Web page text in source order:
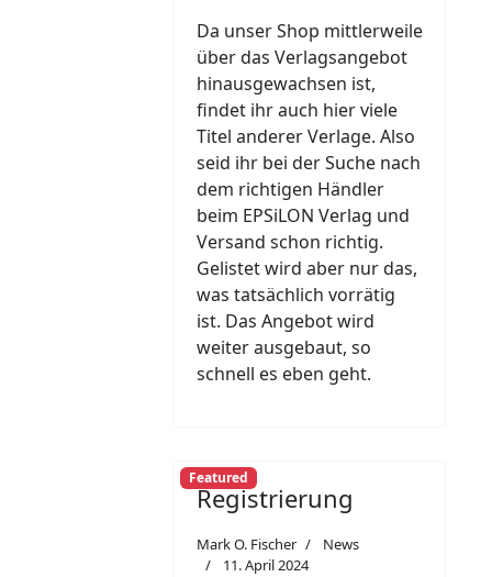
Da unser Shop mittlerweile
über das Verlagsangebot
hinausgewachsen ist,
findet ihr auch hier viele
Titel anderer Verlage. Also
seid ihr bei der Suche nach
dem richtigen Händler
beim EPSiLON Verlag und
Versand schon richtig.
Gelistet wird aber nur das,
was tatsächlich vorrätig
ist. Das Angebot wird
weiter ausgebaut, so
schnell es eben geht.
Featured
Registrierung
Mark O. Fischer
News
11. April 2024